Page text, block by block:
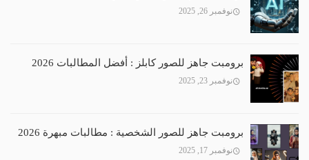
نوفمبر 26, 2025
برومبت جاهز للصور كابلز : أفضل المطالبات 2026
نوفمبر 23, 2025
برومبت جاهز للصور الشخصية : مطالبات مبهرة 2026
نوفمبر 17, 2025